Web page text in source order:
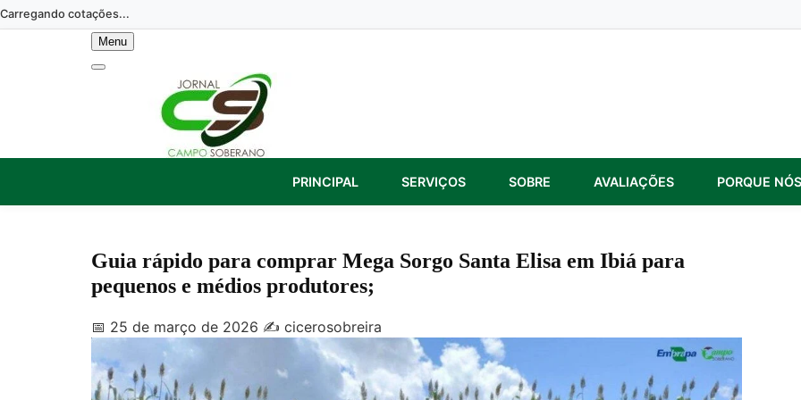
Skip
to
Carregando cotações...
Menu
PRINCIPAL SERVIÇOS SOBRE AVALIAÇÕES PORQUE NÓS
Guia rápido para comprar Mega Sorgo Santa Elisa em Ibiá para
pequenos e médios produtores;
📅 25 de março de 2026 ✍️ cicerosobreira